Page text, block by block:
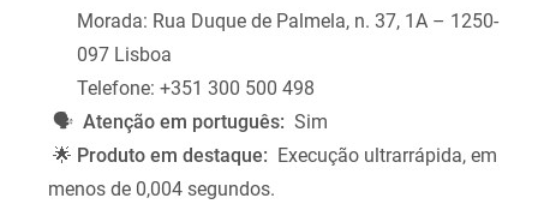
Morada: Rua Duque de Palmela, n. 37, 1A – 1250-
097 Lisboa
Telefone: +351 300 500 498
🗣️ Atenção em português: Sim
🌟 Produto em destaque: Execução ultrarrápida, em
menos de 0,004 segundos.